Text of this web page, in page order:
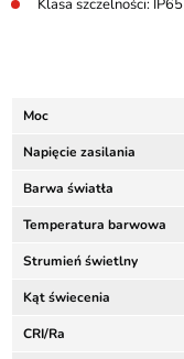
Klasa szczelności: IP65
Moc
Napięcie zasilania
Barwa światła
Temperatura barwowa
Strumień świetlny
Kąt świecenia
CRI/Ra